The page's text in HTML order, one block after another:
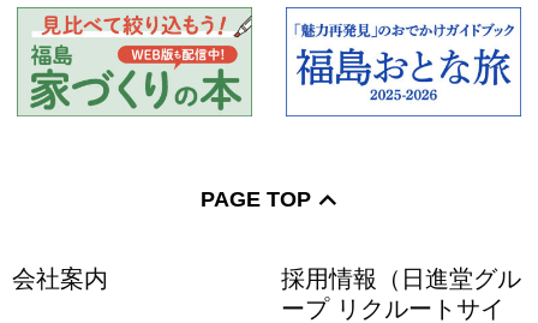
PAGE TOP
会社案内
採用情報（日進堂グル
ープ リクルートサイ